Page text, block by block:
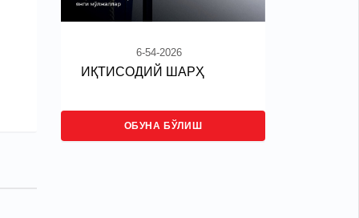
6-54-2026
ИҚТИСОДИЙ ШАРҲ
ОБУНА БЎЛИШ